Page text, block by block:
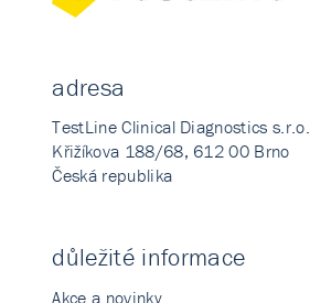
adresa
TestLine Clinical Diagnostics s.r.o.
Křižíkova 188/68, 612 00 Brno
Česká republika
důležité informace
Akce a novinky